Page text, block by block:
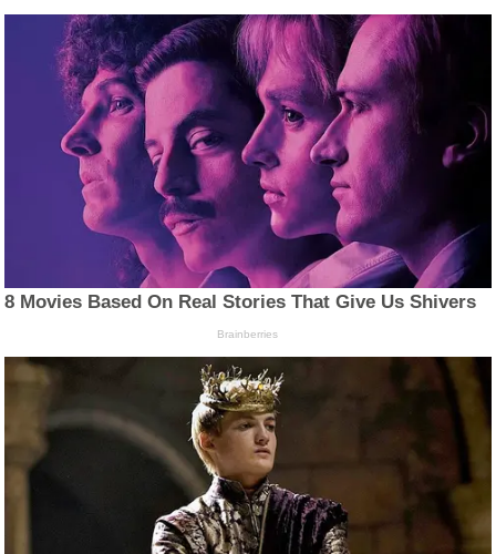
8 Movies Based On Real Stories That Give Us Shivers
Brainberries